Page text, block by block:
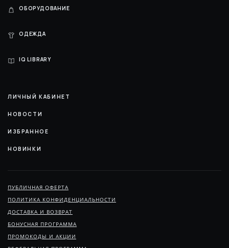
ОБОРУДОВАНИЕ
ОДЕЖДА
IQ LIBRARY
ЛИЧНЫЙ КАБИНЕТ
НОВОСТИ
ИЗБРАННОЕ
НОВИНКИ
ПУБЛИЧНАЯ ОФЕРТА
ПОЛИТИКА КОНФИДЕНЦИАЛЬНОСТИ
ДОСТАВКА И ВОЗВРАТ
БОНУСНАЯ ПРОГРАММА
ПРОМОКОДЫ И АКЦИИ